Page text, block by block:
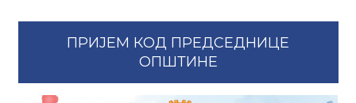
ПРИЈЕМ КОД ПРЕДСЕДНИЦЕ
ОПШТИНЕ